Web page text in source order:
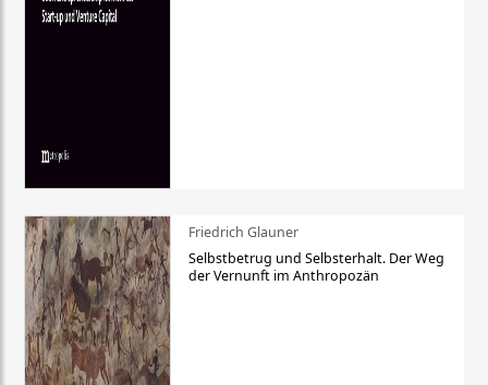
Friedrich Glauner
Selbstbetrug und Selbsterhalt. Der Weg
der Vernunft im Anthropozän